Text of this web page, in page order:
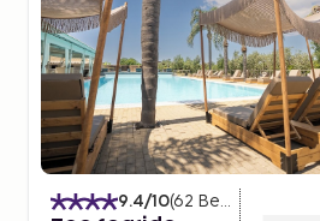
9.4/10(62 Bewertungen